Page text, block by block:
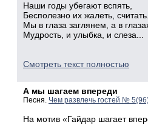
Наши годы убегают вспять,
Бесполезно их жалеть,
Мы в глаза заглянем, а в
Мудрость, и улыбка, и слеза...
Смотреть текст полностью
А мы шагаем впереди
Песня. Чем развлечь гостей №
На мотив «Гайдар шагает